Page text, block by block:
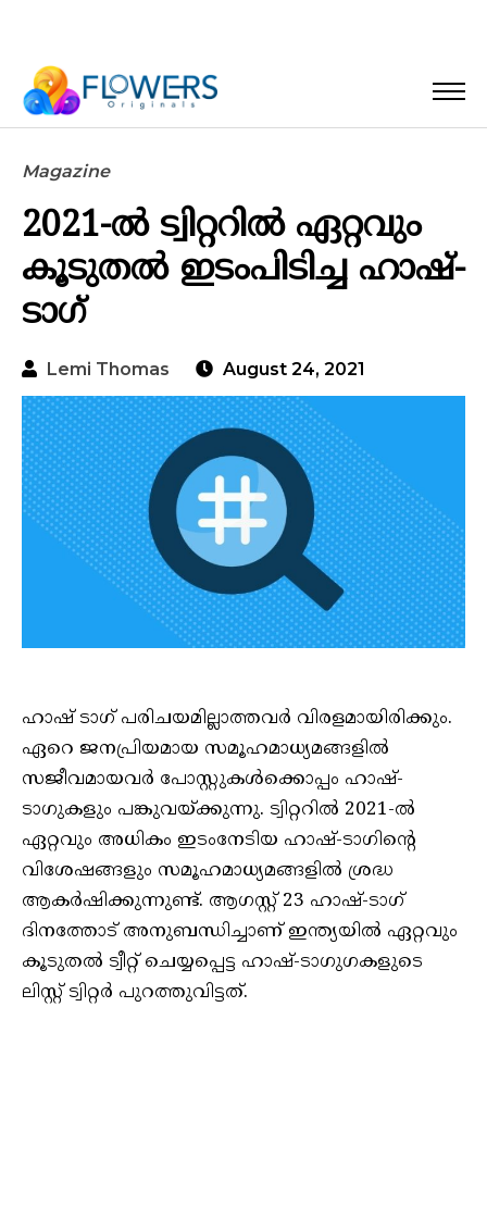
Magazine
2021-ല്‍ ട്വിറ്ററില്‍ ഏറ്റവും
കൂടുതല്‍ ഇടംപിടിച്ച ഹാഷ്-
ടാഗ്
Lemi Thomas August 24, 2021
ഹാഷ് ടാഗ് പരിചയമില്ലാത്തവര്‍ വിരളമായിരിക്കും.
ഏറെ ജനപ്രിയമായ സമൂഹമാധ്യമങ്ങളില്‍
സജീവമായവര്‍ പോസ്റ്റുകള്‍ക്കൊപ്പം ഹാഷ്-
ടാഗുകളും പങ്കുവയ്ക്കുന്നു. ട്വിറ്ററില്‍ 2021-ല്‍
ഏറ്റവും അധികം ഇടംനേടിയ ഹാഷ്-ടാഗിന്റെ
വിശേഷങ്ങളും സമൂഹമാധ്യമങ്ങളില്‍ ശ്രദ്ധ
ആകര്‍ഷിക്കുന്നുണ്ട്. ആഗസ്റ്റ് 23 ഹാഷ്-ടാഗ്
ദിനത്തോട് അനുബന്ധിച്ചാണ് ഇന്ത്യയില്‍ ഏറ്റവും
കൂടുതല്‍ ട്വീറ്റ് ചെയ്യപ്പെട്ട ഹാഷ്-ടാഗുഗകളുടെ
ലിസ്റ്റ് ട്വിറ്റര്‍ പുറത്തുവിട്ടത്.